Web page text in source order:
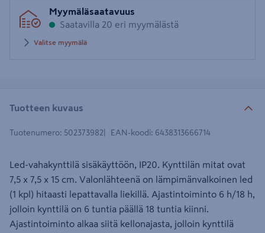
postinumero
Myymäläsaatavuus
Saatavilla 20 eri myymälästä
Valitse myymälä
Tuotteen kuvaus
Tuotenumero: 502373982 EAN-koodi: 6438313666714
Led-vahakynttilä sisäkäyttöön, IP20. Kynttilän mitat ovat
7,5 x 7,5 x 15 cm. Valonlähteenä on lämpimänvalkoinen led
(1 kpl) hitaasti lepattavalla liekillä. Ajastintoiminto 6 h/18 h,
jolloin kynttilä on 6 tuntia päällä 18 tuntia kiinni.
Ajastintoiminto alkaa siitä kellonajasta, jolloin kynttilä